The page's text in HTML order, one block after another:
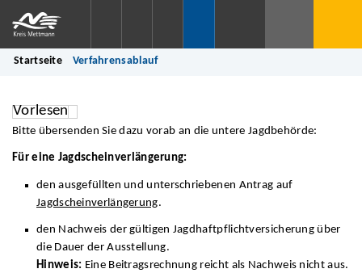
Startseite Verfahrensablauf
Vorlesen
Bitte übersenden Sie dazu vorab an die untere Jagdbehörde:
Für eine Jagdscheinverlängerung:
den ausgefüllten und unterschriebenen Antrag auf
Jagdscheinverlängerung.
den Nachweis der gültigen Jagdhaftpflichtversicherung über
die Dauer der Ausstellung.
Hinweis: Eine Beitragsrechnung reicht als Nachweis nicht aus.